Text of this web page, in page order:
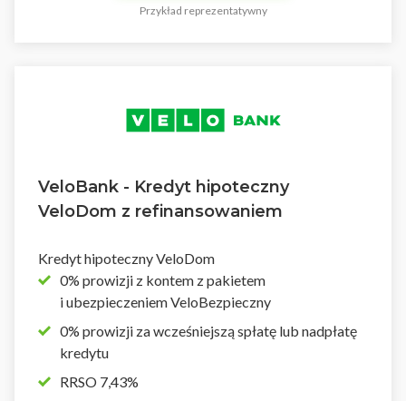
Przykład reprezentatywny
VeloBank - Kredyt hipoteczny
VeloDom z refinansowaniem
Kredyt hipoteczny VeloDom
0% prowizji z kontem z pakietem
i ubezpieczeniem VeloBezpieczny
0% prowizji za wcześniejszą spłatę lub nadpłatę
kredytu
RRSO 7,43%